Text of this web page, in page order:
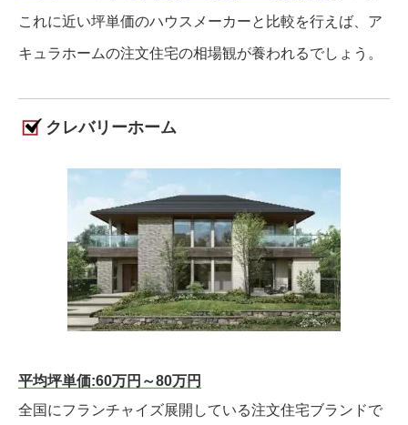
これに近い坪単価のハウスメーカーと比較を行えば、ア
キュラホームの注文住宅の相場観が養われるでしょう。
クレバリーホーム
平均坪単価:60万円～80万円
全国にフランチャイズ展開している注文住宅ブランドで